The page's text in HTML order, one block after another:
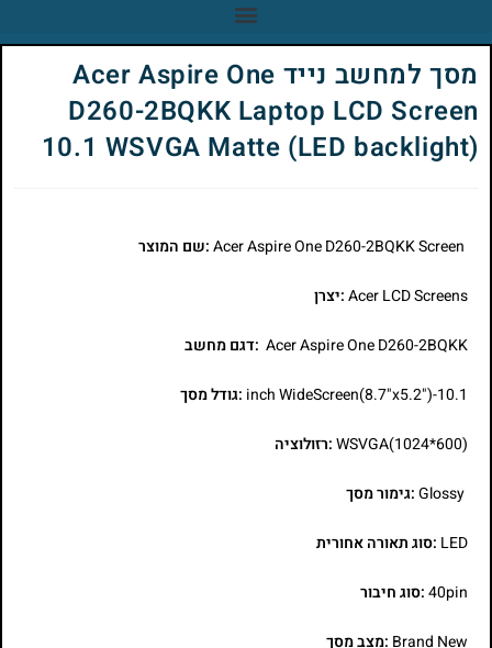
מסך למחשב נייד Acer Aspire One
D260-2BQKK Laptop LCD Screen
10.1 WSVGA Matte (LED backlight)
:שם המוצר
Acer LCD Screens:יצרן
Acer Aspire One D260-2BQKK :דגם מחשב
10.1-inch WideScreen(8.7"x5.2") :גודל מסך
WSVGA(1024*600):רזולוציה
Glossy:גימור מסך
LED :סוג תאורה אחורית
40pin:סוג חיבור
Brand New :מצב מסך